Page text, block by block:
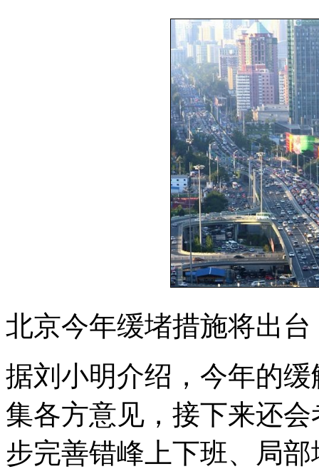
北京今年缓堵措施将出台
据刘小明介绍，今年的
集各方意见，接下来还
步完善错峰上下班、局